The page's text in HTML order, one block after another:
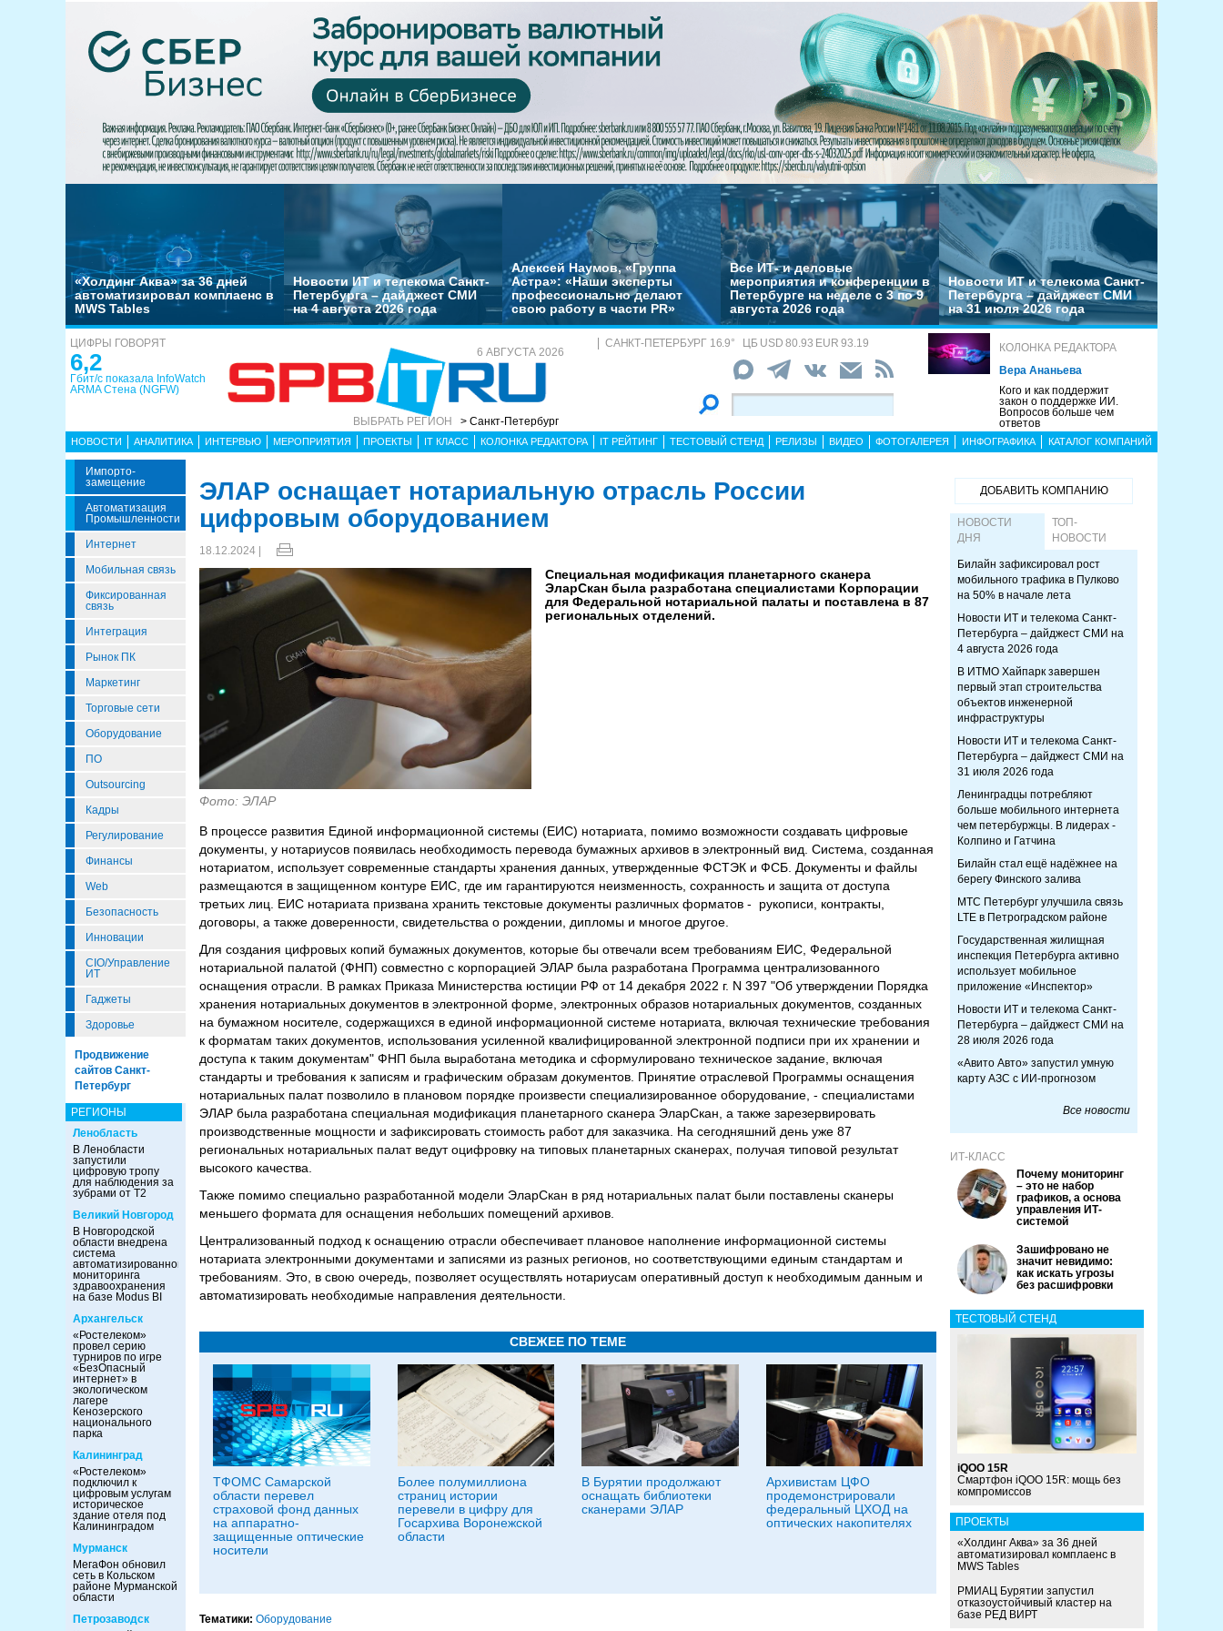
«Холдинг Аква» за 36 дней
автоматизировал комплаенс в
MWS Tables
Новости ИТ и телекома Санкт-
Петербурга – дайджест СМИ
на 4 августа 2026 года
Алексей Наумов, «Группа
Астра»: «Наши эксперты
профессионально делают
свою работу в части PR»
Все ИТ- и деловые
мероприятия и конференции в
Петербурге на неделе с 3 по 9
августа 2026 года
Новости ИТ и телекома Санкт-
Петербурга – дайджест СМИ
на 31 июля 2026 года
ЦИФРЫ ГОВОРЯТ
6,2
Гбит/с показала InfoWatch
ARMA Стена (NGFW)
6 АВГУСТА 2026
ВЫБРАТЬ РЕГИОН > Санкт-Петербург
САНКТ-ПЕТЕРБУРГ 16.9° ЦБ USD 80.93 EUR 93.19
КОЛОНКА РЕДАКТОРА
Вера Ананьева
Кого и как поддержит
закон о поддержке ИИ.
Вопросов больше чем
ответов
НОВОСТИ АНАЛИТИКА ИНТЕРВЬЮ МЕРОПРИЯТИЯ ПРОЕКТЫ IT КЛАСС КОЛОНКА РЕДАКТОРА IT РЕЙТИНГ ТЕСТОВЫЙ СТЕНД РЕЛИЗЫ ВИДЕО ФОТОГАЛЕРЕЯ ИНФОГРАФИКА КАТАЛОГ КОМПАНИЙ
Импорто­
Замещение
Автоматизация
Промышленности
Интернет
Мобильная связь
Фиксированная
связь
Интеграция
Рынок ПК
Маркетинг
Торговые сети
Оборудование
ПО
Outsourcing
Кадры
Регулирование
Финансы
Web
Безопасность
Инновации
CIO/Управление
ИТ
Гаджеты
Здоровье
Продвижение
сайтов Санкт-
Петербург
РЕГИОНЫ
Ленобласть
В Ленобласти
запустили
цифровую тропу
для наблюдения за
зубрами от Т2
Великий Новгород
В Новгородской
области внедрена
система
автоматизированного
мониторинга
здравоохранения
на базе Modus BI
Архангельск
«Ростелеком»
провел серию
турниров по игре
«БезОпасный
интернет» в
экологическом
лагере
Кенозерского
национального
парка
Калининград
«Ростелеком»
подключил к
цифровым услугам
историческое
здание отеля под
Калининградом
Мурманск
МегаФон обновил
сеть в Кольском
районе Мурманской
области
Петрозаводск
ЭЛАР оснащает нотариальную отрасль России
цифровым оборудованием
18.12.2024 |
Фото: ЭЛАР
Специальная модификация планетарного сканера
ЭларСкан была разработана специалистами Корпорации
для Федеральной нотариальной палаты и поставлена в 87
региональных отделений.
В процессе развития Единой информационной системы (ЕИС) нотариата, помимо возможности создавать цифровые
документы, у нотариусов появилась необходимость перевода бумажных архивов в электронный вид. Система, созданная
нотариатом, использует современные стандарты хранения данных, утвержденные ФСТЭК и ФСБ. Документы и файлы
размещаются в защищенном контуре ЕИС, где им гарантируются неизменность, сохранность и защита от доступа
третьих лиц. ЕИС нотариата призвана хранить текстовые документы различных форматов - рукописи, контракты,
договоры, а также доверенности, свидетельства о рождении, дипломы и многое другое.
Для создания цифровых копий бумажных документов, которые бы отвечали всем требованиям ЕИС, Федеральной
нотариальной палатой (ФНП) совместно с корпорацией ЭЛАР была разработана Программа централизованного
оснащения отрасли. В рамках Приказа Министерства юстиции РФ от 14 декабря 2022 г. N 397 "Об утверждении Порядка
хранения нотариальных документов в электронной форме, электронных образов нотариальных документов, созданных
на бумажном носителе, содержащихся в единой информационной системе нотариата, включая технические требования
к форматам таких документов, использования усиленной квалифицированной электронной подписи при их хранении и
доступа к таким документам" ФНП была выработана методика и сформулировано техническое задание, включая
стандарты и требования к записям и графическим образам документов. Принятие отраслевой Программы оснащения
нотариальных палат позволило в плановом порядке произвести специализированное оборудование, - специалистами
ЭЛАР была разработана специальная модификация планетарного сканера ЭларСкан, а также зарезервировать
производственные мощности и зафиксировать стоимость работ для заказчика. На сегодняшний день уже 87
региональных нотариальных палат ведут оцифровку на типовых планетарных сканерах, получая типовой результат
высокого качества.
Также помимо специально разработанной модели ЭларСкан в ряд нотариальных палат были поставлены сканеры
меньшего формата для оснащения небольших помещений архивов.
Централизованный подход к оснащению отрасли обеспечивает плановое наполнение информационной системы
нотариата электронными документами и записями из разных регионов, но соответствующими единым стандартам и
требованиям. Это, в свою очередь, позволяет осуществлять нотариусам оперативный доступ к необходимым данным и
автоматизировать необходимые направления деятельности.
СВЕЖЕЕ ПО ТЕМЕ
ТФОМС Самарской
области перевел
страховой фонд данных
на аппаратно-
защищенные оптические
носители
Более полумиллиона
страниц истории
перевели в цифру для
Госархива Воронежской
области
В Бурятии продолжают
оснащать библиотеки
сканерами ЭЛАР
Архивистам ЦФО
продемонстрировали
федеральный ЦХОД на
оптических накопителях
Тематики: Оборудование
ДОБАВИТЬ КОМПАНИЮ
НОВОСТИ
ДНЯ
ТОП-
НОВОСТИ
Билайн зафиксировал рост
мобильного трафика в Пулково
на 50% в начале лета
Новости ИТ и телекома Санкт-
Петербурга – дайджест СМИ на
4 августа 2026 года
В ИТМО Хайпарк завершен
первый этап строительства
объектов инженерной
инфраструктуры
Новости ИТ и телекома Санкт-
Петербурга – дайджест СМИ на
31 июля 2026 года
Ленинградцы потребляют
больше мобильного интернета
чем петербуржцы. В лидерах -
Колпино и Гатчина
Билайн стал ещё надёжнее на
берегу Финского залива
МТС Петербург улучшила связь
LTE в Петроградском районе
Государственная жилищная
инспекция Петербурга активно
использует мобильное
приложение «Инспектор»
Новости ИТ и телекома Санкт-
Петербурга – дайджест СМИ на
28 июля 2026 года
«Авито Авто» запустил умную
карту АЗС с ИИ-прогнозом
Все новости
ИТ-КЛАСС
Почему мониторинг
– это не набор
графиков, а основа
управления ИТ-
системой
Зашифровано не
значит невидимо:
как искать угрозы
без расшифровки
ТЕСТОВЫЙ СТЕНД
iQOO 15R
Смартфон iQOO 15R: мощь без
компромиссов
ПРОЕКТЫ
«Холдинг Аква» за 36 дней
автоматизировал комплаенс в
MWS Tables
РМИАЦ Бурятии запустил
отказоустойчивый кластер на
базе РЕД ВИРТ